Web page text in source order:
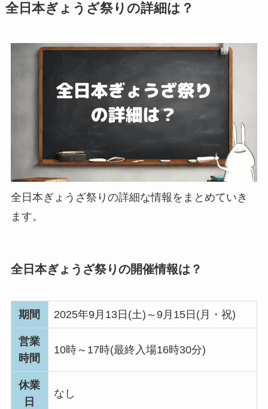
全日本ぎょうざ祭りの詳細は？
全日本ぎょうざ祭りの詳細な情報をまとめていき
ます。
全日本ぎょうざ祭りの開催情報は？
期間 2025年9月13日(土)～9月15日(月・祝)
営業
時間
10時～17時(最終入場16時30分)
休業
日
なし